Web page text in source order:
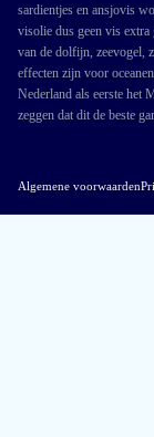
sardientjes en ansjovis
visolie dus geen vis extra
van de dolfijn, zeevogel,
effecten zijn voor
Nederland als eerste het
zeggen dat dit de beste
Algemene voorwaarden